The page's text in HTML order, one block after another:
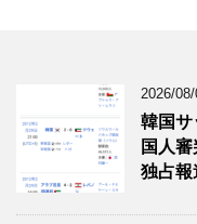
2026/
韓国サ
国人
独占